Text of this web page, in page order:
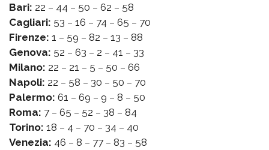
Bari: 22 – 44 – 50 – 62 – 58
Cagliari: 53 – 16 – 74 – 65 – 70
Firenze: 1 – 59 – 82 – 13 – 88
Genova: 52 – 63 – 2 – 41 – 33
Milano: 22 – 21 – 5 – 50 – 66
Napoli: 22 – 58 – 30 – 50 – 70
Palermo: 61 – 69 – 9 – 8 – 50
Roma: 7 – 65 – 52 – 38 – 84
Torino: 18 – 4 – 70 – 34 – 40
Venezia: 46 – 8 – 77 – 83 – 58